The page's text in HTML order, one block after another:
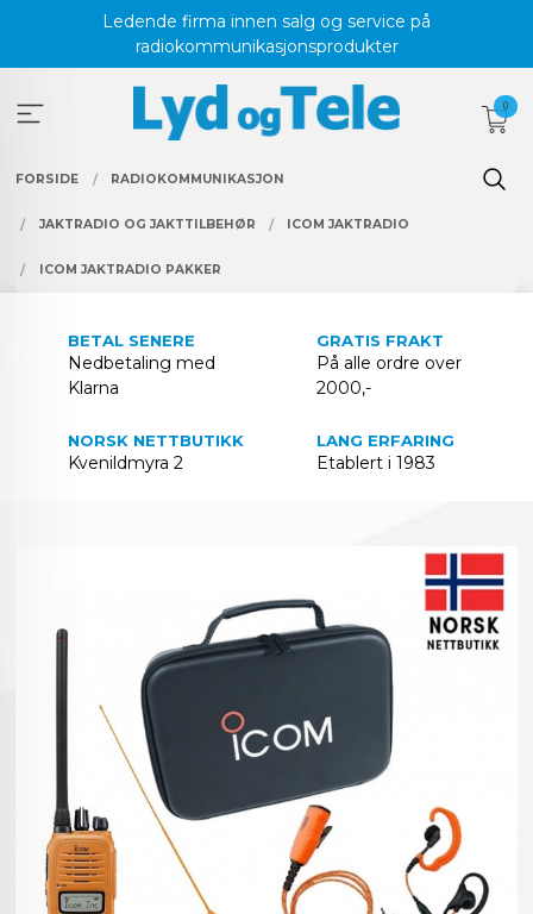
Ledende firma innen salg og service på
radiokommunikasjonsprodukter
0
FORSIDE RADIOKOMMUNIKASJON
JAKTRADIO OG JAKTTILBEHØR ICOM JAKTRADIO
ICOM JAKTRADIO PAKKER
BETAL SENERE
Nedbetaling med
Klarna
GRATIS FRAKT
På alle ordre over
2000,-
NORSK NETTBUTIKK
Kvenildmyra 2
LANG ERFARING
Etablert i 1983